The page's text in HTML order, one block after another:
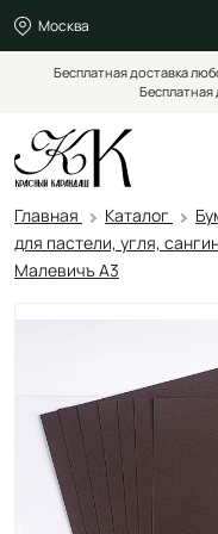
Москва
Бесплатная доставка
Бесплатная
Главная Каталог
для пастели, угля,
Малевичъ А3